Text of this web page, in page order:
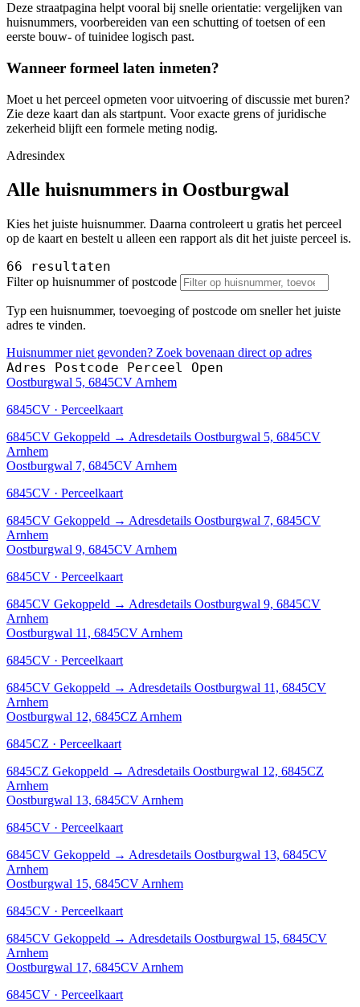
Deze straatpagina helpt vooral bij snelle orientatie: vergelijken van
huisnummers, voorbereiden van een schutting of toetsen of een
eerste bouw- of tuinidee logisch past.
Wanneer formeel laten inmeten?
Moet u het perceel opmeten voor uitvoering of discussie met buren?
Zie deze kaart dan als startpunt. Voor exacte grens of juridische
zekerheid blijft een formele meting nodig.
Adresindex
Alle huisnummers in Oostburgwal
Kies het juiste huisnummer. Daarna controleert u gratis het perceel
op de kaart en bestelt u alleen een rapport als dit het juiste perceel is.
66 resultaten
Filter op huisnummer of postcode
Typ een huisnummer, toevoeging of postcode om sneller het juiste
adres te vinden.
Huisnummer niet gevonden? Zoek bovenaan direct op adres
Adres Postcode Perceel Open
Oostburgwal 5, 6845CV Arnhem
6845CV · Perceelkaart
6845CV Gekoppeld → Adresdetails Oostburgwal 5, 6845CV
Arnhem
Oostburgwal 7, 6845CV Arnhem
6845CV · Perceelkaart
6845CV Gekoppeld → Adresdetails Oostburgwal 7, 6845CV
Arnhem
Oostburgwal 9, 6845CV Arnhem
6845CV · Perceelkaart
6845CV Gekoppeld → Adresdetails Oostburgwal 9, 6845CV
Arnhem
Oostburgwal 11, 6845CV Arnhem
6845CV · Perceelkaart
6845CV Gekoppeld → Adresdetails Oostburgwal 11, 6845CV
Arnhem
Oostburgwal 12, 6845CZ Arnhem
6845CZ · Perceelkaart
6845CZ Gekoppeld → Adresdetails Oostburgwal 12, 6845CZ
Arnhem
Oostburgwal 13, 6845CV Arnhem
6845CV · Perceelkaart
6845CV Gekoppeld → Adresdetails Oostburgwal 13, 6845CV
Arnhem
Oostburgwal 15, 6845CV Arnhem
6845CV · Perceelkaart
6845CV Gekoppeld → Adresdetails Oostburgwal 15, 6845CV
Arnhem
Oostburgwal 17, 6845CV Arnhem
6845CV · Perceelkaart